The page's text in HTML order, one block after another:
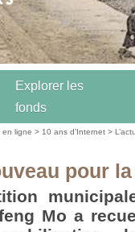
Explorer les
fonds
en ligne > 10 ans d’Internet >
pour
Mo a